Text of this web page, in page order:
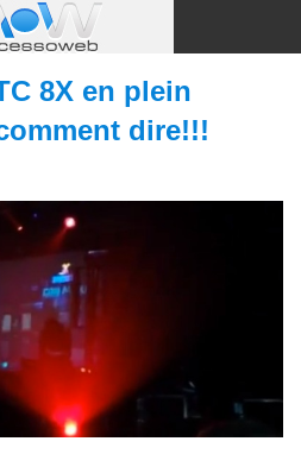
8X en plein
dire!!!